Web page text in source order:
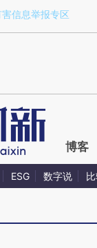
信息举报专区
博客
ESG 数字说